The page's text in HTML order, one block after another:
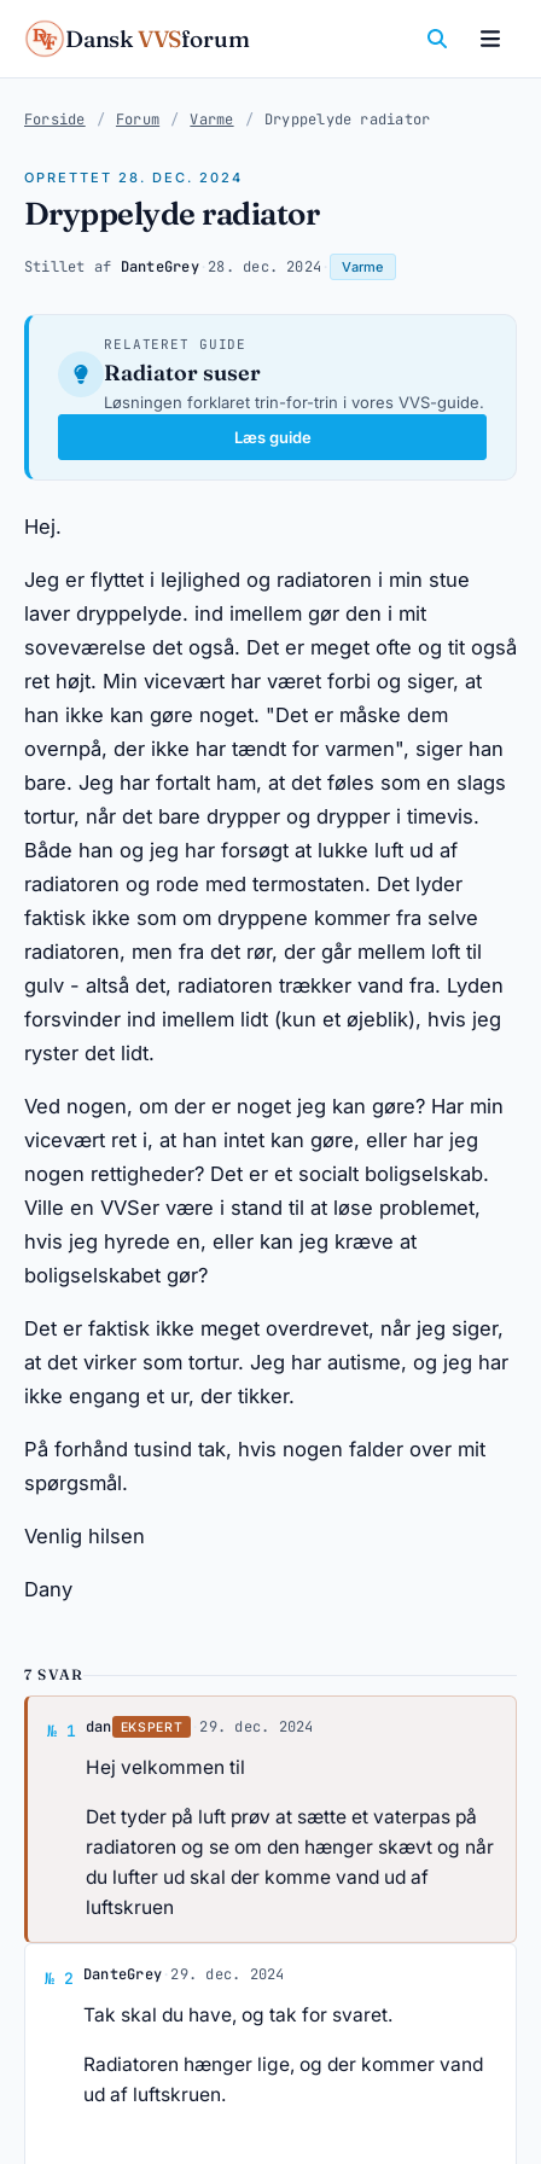
DanskVVSforum
Forside / Forum / Varme / Dryppelyde radiator
OPRETTET 28. DEC. 2024
Dryppelyde radiator
Stillet af DanteGrey· 28. dec. 2024 Varme
RELATERET GUIDE
Radiator suser
Løsningen forklaret trin-for-trin i vores VVS-guide.
Læs guide
Hej.
Jeg er flyttet i lejlighed og radiatoren i min stue
laver dryppelyde. ind imellem gør den i mit
soveværelse det også. Det er meget ofte og tit også
ret højt. Min vicevært har været forbi og siger, at
han ikke kan gøre noget. "Det er måske dem
overnpå, der ikke har tændt for varmen", siger han
bare. Jeg har fortalt ham, at det føles som en slags
tortur, når det bare drypper og drypper i timevis.
Både han og jeg har forsøgt at lukke luft ud af
radiatoren og rode med termostaten. Det lyder
faktisk ikke som om dryppene kommer fra selve
radiatoren, men fra det rør, der går mellem loft til
gulv - altså det, radiatoren trækker vand fra. Lyden
forsvinder ind imellem lidt (kun et øjeblik), hvis jeg
ryster det lidt.
Ved nogen, om der er noget jeg kan gøre? Har min
vicevært ret i, at han intet kan gøre, eller har jeg
nogen rettigheder? Det er et socialt boligselskab.
Ville en VVSer være i stand til at løse problemet,
hvis jeg hyrede en, eller kan jeg kræve at
boligselskabet gør?
Det er faktisk ikke meget overdrevet, når jeg siger,
at det virker som tortur. Jeg har autisme, og jeg har
ikke engang et ur, der tikker.
På forhånd tusind tak, hvis nogen falder over mit
spørgsmål.
Venlig hilsen
Dany
7 SVAR
№ 1 Svar af dan
dan EKSPERT 29. dec. 2024
Hej velkommen til
Det tyder på luft prøv at sætte et vaterpas på
radiatoren og se om den hænger skævt og når
du lufter ud skal der komme vand ud af
luftskruen
№ 2 Svar af DanteGrey
DanteGrey· 29. dec. 2024
Tak skal du have, og tak for svaret.
Radiatoren hænger lige, og der kommer vand
ud af luftskruen.